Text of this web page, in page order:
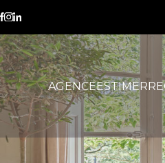
AGENCEESTIMER
location courte